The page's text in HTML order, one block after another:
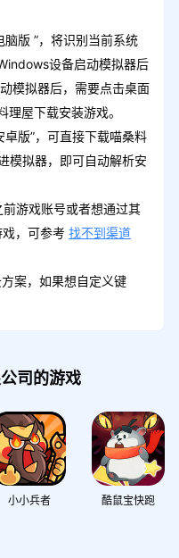
版 ”，将识别当前系统
设备启动模拟器后
模拟器后，需要点击桌面
屋下载安装游戏。
版”，可直接下载喵桑料
模拟器，即可自动解析安
游戏账号或者想通过其
，可参考 找不到渠道
案，如果想自定义键
司的游戏
小小兵者 酷鼠宝快跑